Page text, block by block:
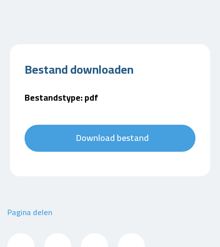
Bestand downloaden
Bestandstype: pdf
Download bestand
Pagina delen